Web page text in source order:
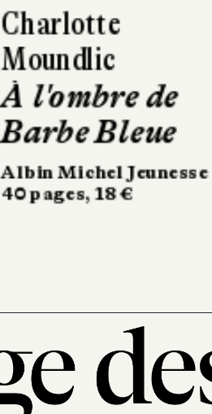
Antoine Dole
Six pieds sur
terre
Robert Laffont